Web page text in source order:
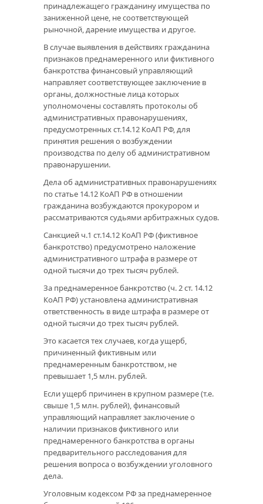
принадлежащего гражданину имущества по
заниженной цене, не соответствующей
рыночной, дарение имущества и другое.
В случае выявления в действиях гражданина
признаков преднамеренного или фиктивного
банкротства финансовый управляющий
направляет соответствующее заключение в
органы, должностные лица которых
уполномочены составлять протоколы об
административных правонарушениях,
предусмотренных ст.14.12 КоАП РФ, для
принятия решения о возбуждении
производства по делу об административном
правонарушении.
Дела об административных правонарушениях
по статье 14.12 КоАП РФ в отношении
гражданина возбуждаются прокурором и
рассматриваются судьями арбитражных судов.
Санкцией ч.1 ст.14.12 КоАП РФ (фиктивное
банкротство) предусмотрено наложение
административного штрафа в размере от
одной тысячи до трех тысяч рублей.
За преднамеренное банкротство (ч. 2 ст. 14.12
КоАП РФ) установлена административная
ответственность в виде штрафа в размере от
одной тысячи до трех тысяч рублей.
Это касается тех случаев, когда ущерб,
причиненный фиктивным или
преднамеренным банкротством, не
превышает 1,5 млн. рублей.
Если ущерб причинен в крупном размере (т.е.
свыше 1,5 млн. рублей), финансовый
управляющий направляет заключение о
наличии признаков фиктивного или
преднамеренного банкротства в органы
предварительного расследования для
решения вопроса о возбуждении уголовного
дела.
Уголовным кодексом РФ за преднамеренное